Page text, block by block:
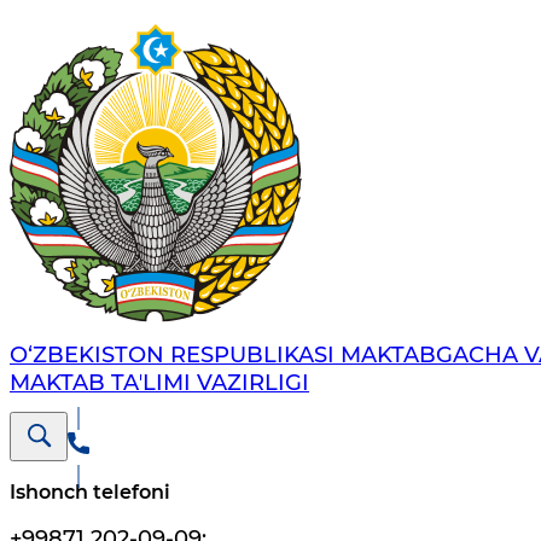
O‘ZBEKISTON RESPUBLIKASI MAKTABGACHA
MAKTAB TAʼLIMI VAZIRLIGI
Ishonch telefoni